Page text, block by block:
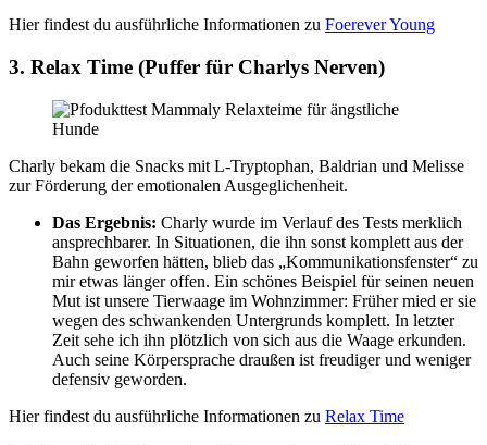
Hier findest du ausführliche Informationen zu Foerever Young
3. Relax Time (Puffer für Charlys Nerven)
Charly bekam die Snacks mit L-Tryptophan, Baldrian und Melisse
zur Förderung der emotionalen Ausgeglichenheit.
Das Ergebnis: Charly wurde im Verlauf des Tests merklich
ansprechbarer. In Situationen, die ihn sonst komplett aus der
Bahn geworfen hätten, blieb das „Kommunikationsfenster“ zu
mir etwas länger offen. Ein schönes Beispiel für seinen neuen
Mut ist unsere Tierwaage im Wohnzimmer: Früher mied er sie
wegen des schwankenden Untergrunds komplett. In letzter
Zeit sehe ich ihn plötzlich von sich aus die Waage erkunden.
Auch seine Körpersprache draußen ist freudiger und weniger
defensiv geworden.
Hier findest du ausführliche Informationen zu Relax Time